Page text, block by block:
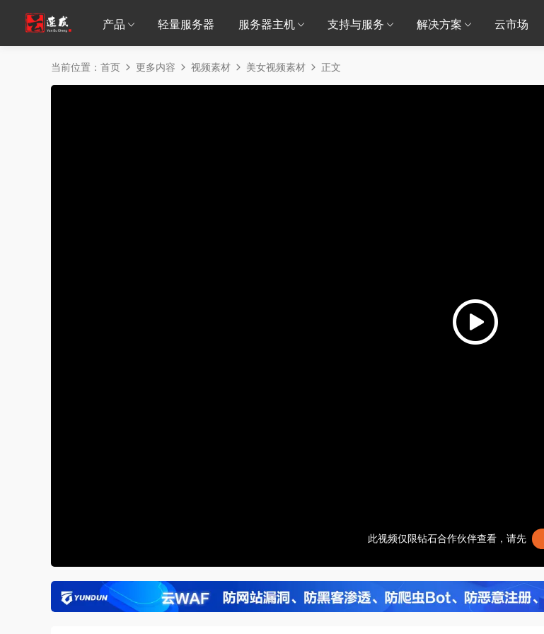
产品 轻量服务器 服务器主机 支持与服务 解决方案 云市场
当前位置： 首页 更多内容 视频素材 美女视频素材 正文
此视频仅限钻石合作伙伴查看，请先